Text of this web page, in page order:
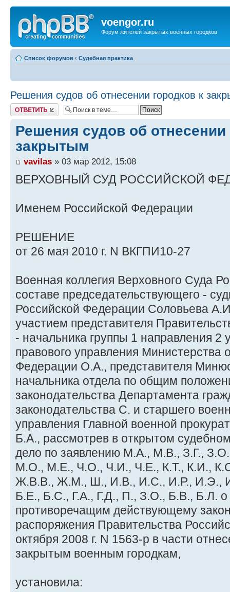
voengor.ru
Форум жителей закрытых военных городков
Список форумов ‹ Судебная практика
Решения судов об отнесении городков к
Ответить
Решения судов об отнесении
закрытым
vavilas » 03 мар 2012, 15:08
ВЕРХОВНЫЙ СУД РОССИЙСКОЙ
Именем Российской Федерации
РЕШЕНИЕ
от 26 мая 2010 г. N ВКГПИ10-27
Военная коллегия Верховного Суда
составе председательствующего -
Российской Федерации Соловьева
участием представителя
- начальника группы 1 направления 2
правового управления Министерства
Федерации О.А., представителя
начальника отдела по общим
законодательства Департамента
законодательства С. и старшего
управления Главной военной
Б.А., рассмотрев в открытом
дело по заявлению М.А., М.В., З.Г.,
М.О., М.Е., Ч.О., Ч.И., Ч.Е., К.Т., К.И.,
Ж.В.В., Ж.М., Ш., И.В., И.С., И.Р., И.Э.,
Б.Е., Б.С., Г.А., Г.Д., П., З.О., Б.В., Б.Л. о
противоречащим действующему
распоряжения Правительства
октября 2008 г. N 1563-р в части
закрытым военным городкам,
установила: